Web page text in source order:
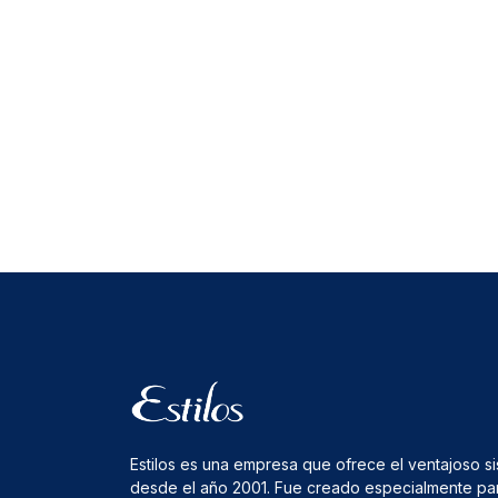
Estilos es una empresa que ofrece el ventajoso
desde el año 2001. Fue creado especialmente